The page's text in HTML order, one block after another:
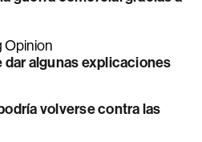
Opinion
dar algunas explicaciones
volverse contra las